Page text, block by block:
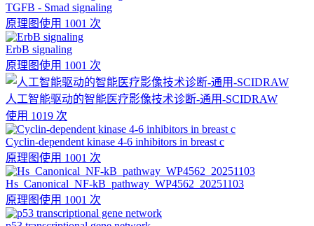
TGFB - Smad signaling
原理图使用 1001 次
ErbB signaling
原理图使用 1001 次
人工智能驱动的智能医疗影像技术诊断-通用-SCIDRAW
使用 1019 次
Cyclin-dependent kinase 4-6 inhibitors in breast c
原理图使用 1001 次
Hs_Canonical_NF-kB_pathway_WP4562_20251103
原理图使用 1001 次